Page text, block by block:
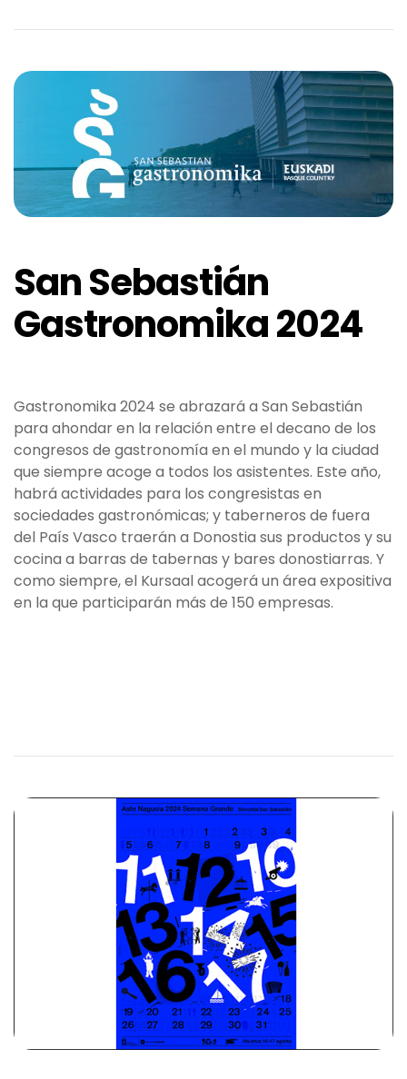
San Sebastián
Gastronomika 2024
Gastronomika 2024 se abrazará a San Sebastián
para ahondar en la relación entre el decano de los
congresos de gastronomía en el mundo y la ciudad
que siempre acoge a todos los asistentes. Este año,
habrá actividades para los congresistas en
sociedades gastronómicas; y taberneros de fuera
del País Vasco traerán a Donostia sus productos y su
cocina a barras de tabernas y bares donostiarras. Y
como siempre, el Kursaal acogerá un área expositiva
en la que participarán más de 150 empresas.